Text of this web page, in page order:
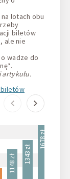
na lotach obu
biletów
ale nie
o wadze do
artykułu.
biletów
Gdańsk –
Air, na
1148 zł 1343 zł
1678 zł